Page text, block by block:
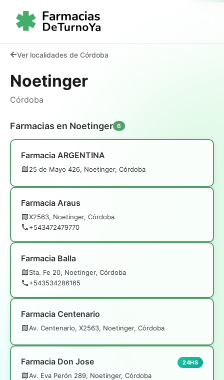
Ver localidades de Córdoba
Noetinger
Córdoba
Farmacias en Noetinger 6
Farmacia ARGENTINA
25 de Mayo 426, Noetinger, Córdoba
Farmacia Araus
X2563, Noetinger, Córdoba
+543472479770
Farmacia Balla
Sta. Fe 20, Noetinger, Córdoba
+543534286165
Farmacia Centenario
Av. Centenario, X2563, Noetinger, Córdoba
Farmacia Don Jose
Av. Eva Perón 289, Noetinger, Córdoba
24HS